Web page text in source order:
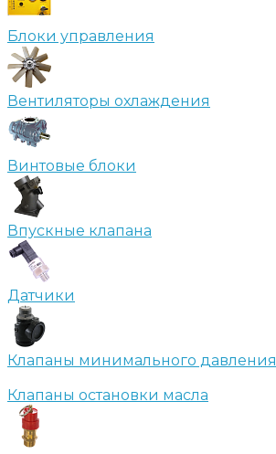
Блоки управления
Вентиляторы охлаждения
Винтовые блоки
Впускные клапана
Датчики
Клапаны минимального давления
Клапаны остановки масла